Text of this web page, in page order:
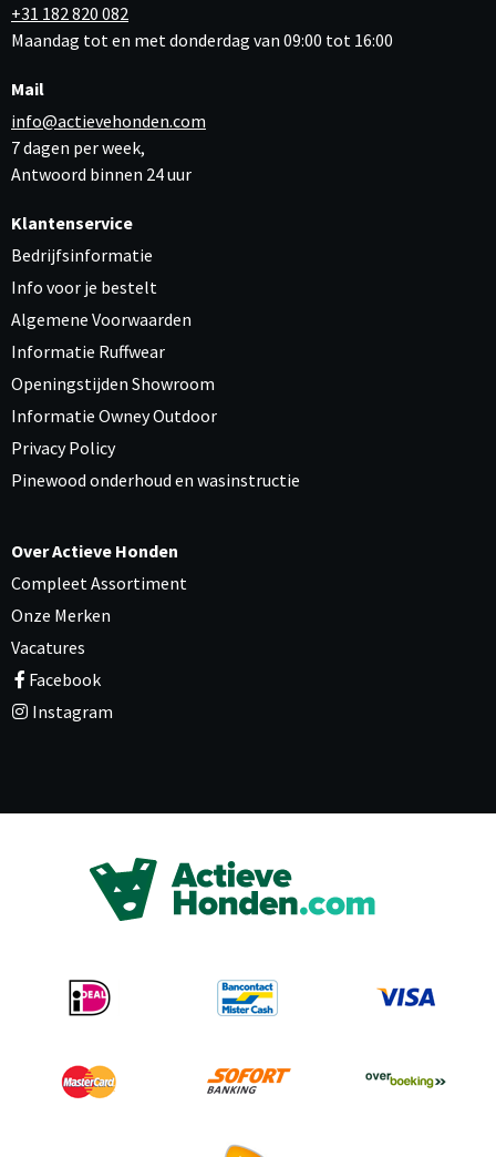
+31 182 820 082
Maandag tot en met donderdag van 09:00 tot 16:00
Mail
info@actievehonden.com
7 dagen per week,
Antwoord binnen 24 uur
Klantenservice
Bedrijfsinformatie
Info voor je bestelt
Algemene Voorwaarden
Informatie Ruffwear
Openingstijden Showroom
Informatie Owney Outdoor
Privacy Policy
Pinewood onderhoud en wasinstructie
Over Actieve Honden
Compleet Assortiment
Onze Merken
Vacatures
Facebook
Instagram